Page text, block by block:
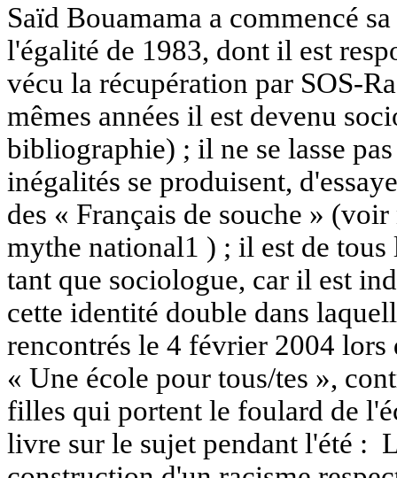
Saïd Bouamama a commencé
l'égalité de 1983, dont il est
vécu la récupération par SOS-
mêmes années il est devenu
bibliographie) ; il ne se lasse
inégalités se produisent,
des « Français de souche »
mythe national1 ) ; il est de
tant que sociologue, car il est
cette identité double dans
rencontrés le 4 février 2004
« Une école pour tous/tes »,
filles qui portent le foulard de
livre sur le sujet pendant l'été :